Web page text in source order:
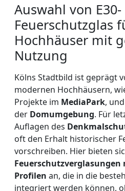
Auswahl von
Feuerschutzglas
Hochhäuser mit
Nutzung
Kölns Stadtbild ist geprägt
modernen Hochhäusern,
Projekte im MediaPark,
der Domumgebung. Für
Auflagen des
oft den Erhalt historischer
vorschreiben. Hier bieten
Profilen an, die in die
integriert werden können,